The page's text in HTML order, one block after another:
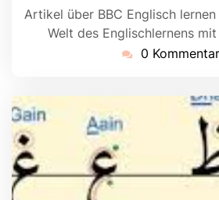
Artikel über BBC Englisch
Welt des Englischlernens
0